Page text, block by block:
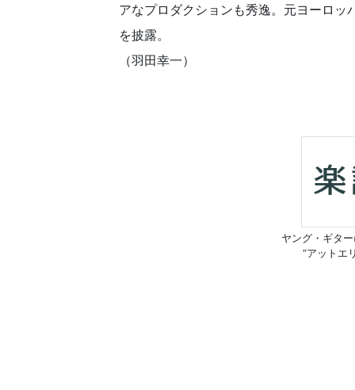
アなプロダクションも秀逸。元ヨーロ
を披露。
（羽田幸一）
ヤング・ギタ
“アットエ